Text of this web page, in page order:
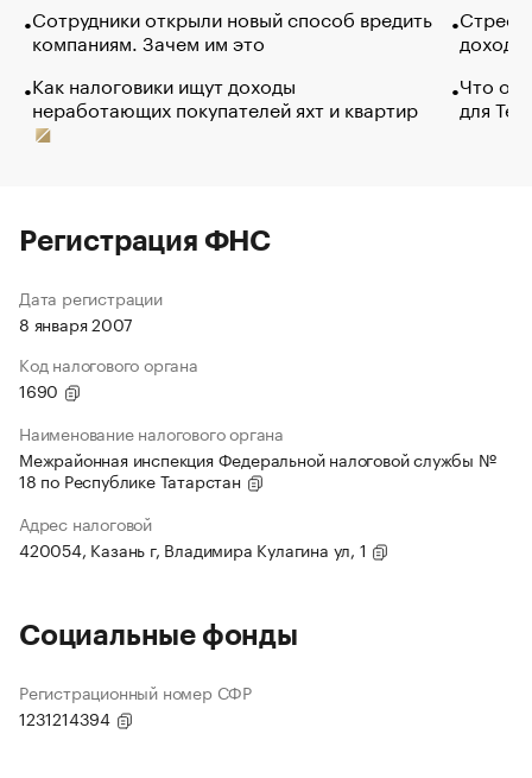
Сотрудники открыли новый способ вредить
компаниям. Зачем им это
Как налоговики ищут доходы
неработающих покупателей яхт и квартир
Что
для
Регистрация ФНС
Дата регистрации
8 января 2007
Код налогового органа
1690
Наименование налогового органа
Межрайонная инспекция Федеральной налоговой службы №
18 по Республике Татарстан
Адрес налоговой
420054, Казань г, Владимира Кулагина ул, 1
Социальные фонды
Регистрационный номер СФР
1231214394